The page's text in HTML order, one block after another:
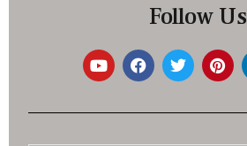
Follow Us